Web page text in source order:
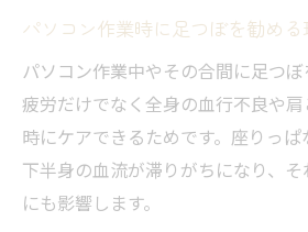
パソコン作業時に足つぼを勧める
パソコン作業中やその合間に足つ
疲労だけでなく全身の血行不良や
時にケアできるためです。座りっ
下半身の血流が滞りがちになり、
にも影響します。